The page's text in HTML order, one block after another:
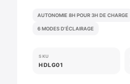
AUTONOMIE 8H POUR 3H DE CHARGE
6 MODES D’ÉCLAIRAGE
SKU
HDLG01